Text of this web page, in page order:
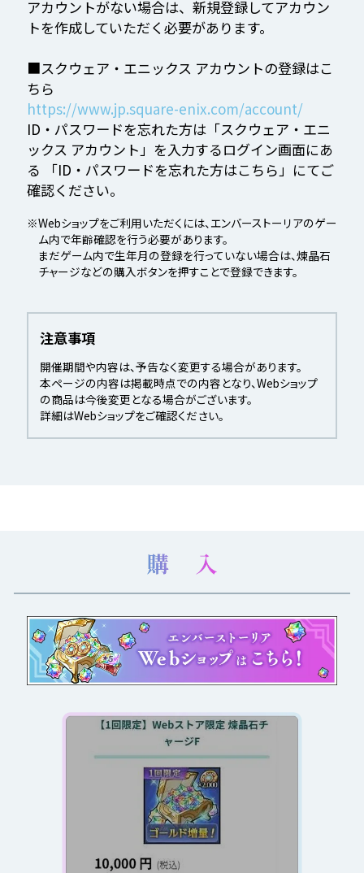
アカウントがない場合は、新規登録してアカウン
トを作成していただく必要があります。
■スクウェア・エニックス アカウントの登録はこ
ちら
https://www.jp.square-enix.com/account/
ID・パスワードを忘れた方は「スクウェア・エニ
ックス アカウント」を入力するログイン画面にあ
る 「ID・パスワードを忘れた方はこちら」にてご
確認ください。
※Webショップをご利用いただくには、エンバーストーリアのゲー
ム内で年齢確認を行う必要があります。
まだゲーム内で生年月の登録を行っていない場合は、煉晶石
チャージなどの購入ボタンを押すことで登録できます。
注意事項
開催期間や内容は、予告なく変更する場合があります。
本ページの内容は掲載時点での内容となり、Webショップ
の商品は今後変更となる場合がございます。
詳細はWebショップをご確認ください。